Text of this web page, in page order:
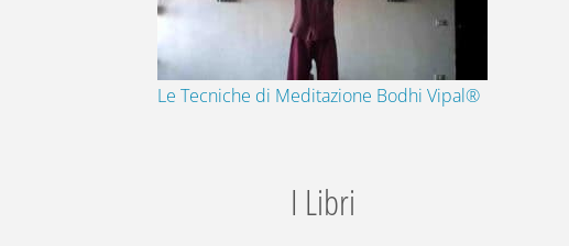
Le Tecniche di Meditazione Bodhi Vipal®
I Libri